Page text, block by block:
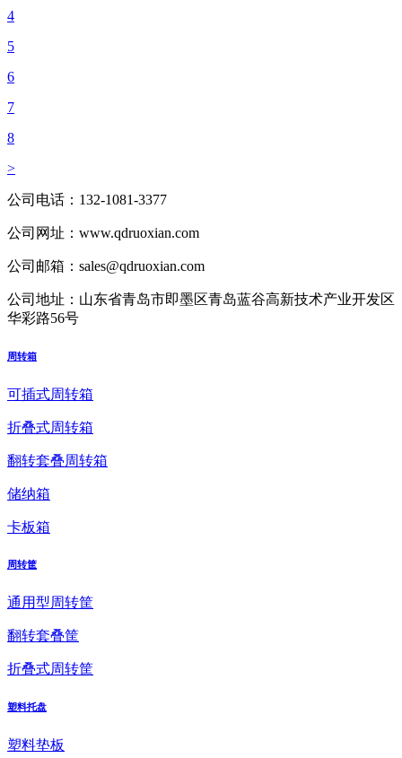
4
5
6
7
8
>
公司电话： 132-1081-3377
公司网址： www.qdruoxian.com
公司邮箱： sales@qdruoxian.com
公司地址： 山东省青岛市即墨区青岛蓝谷高新技术产业开发区
华彩路56号
周转箱
可插式周转箱
折叠式周转箱
翻转套叠周转箱
储纳箱
卡板箱
周转筐
通用型周转筐
翻转套叠筐
折叠式周转筐
塑料托盘
塑料垫板